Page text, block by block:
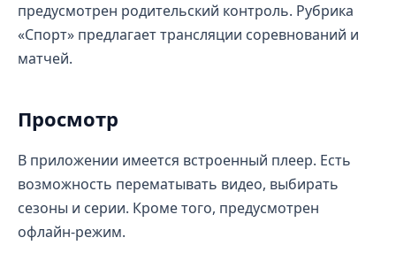
предусмотрен родительский контроль. Рубрика
«Спорт» предлагает трансляции соревнований и
матчей.
Просмотр
В приложении имеется встроенный плеер. Есть
возможность перематывать видео, выбирать
сезоны и серии. Кроме того, предусмотрен
офлайн-режим.